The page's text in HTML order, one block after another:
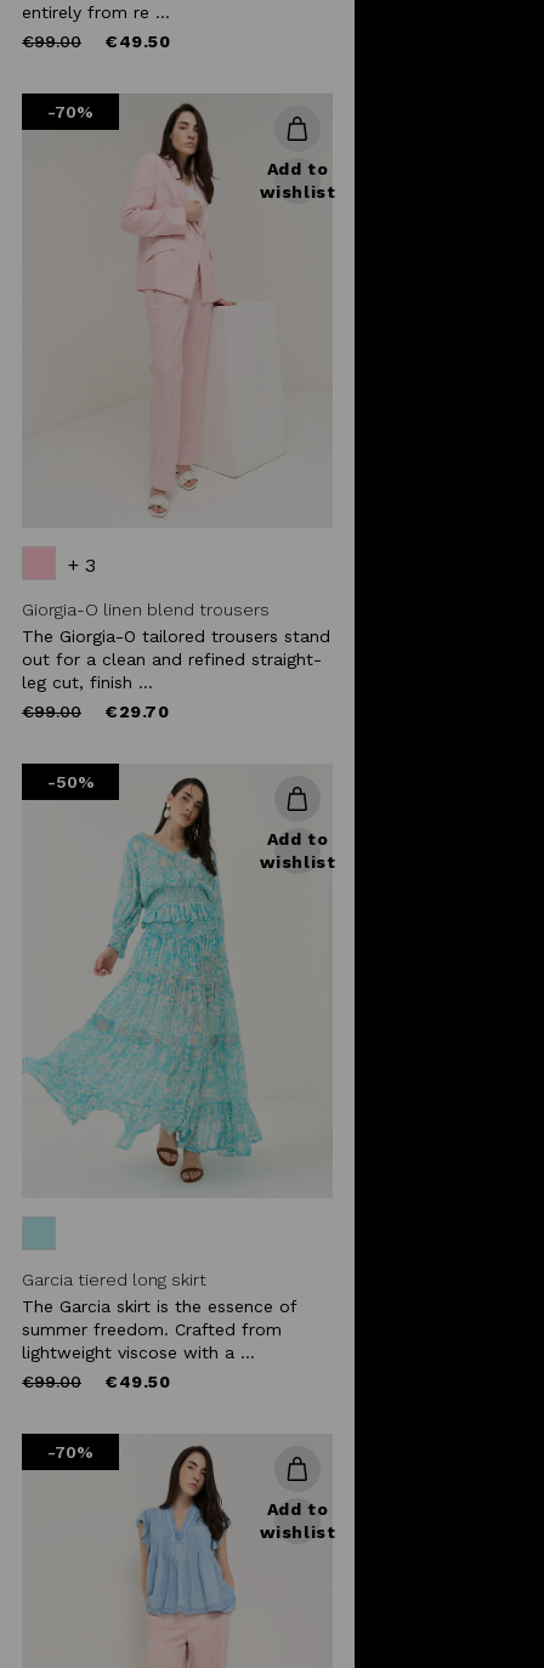
entirely from re ...
Price
€99.00to €49.50
-70%
Add to
wishlist
+ 3
Giorgia-O linen blend trousers
The Giorgia-O tailored trousers stand
out for a clean and refined straight-
leg cut, finish ...
Price
€99.00to €29.70
-50%
Add to
wishlist
Garcia tiered long skirt
The Garcia skirt is the essence of
summer freedom. Crafted from
lightweight viscose with a ...
Price
€99.00to €49.50
-70%
Add to
wishlist